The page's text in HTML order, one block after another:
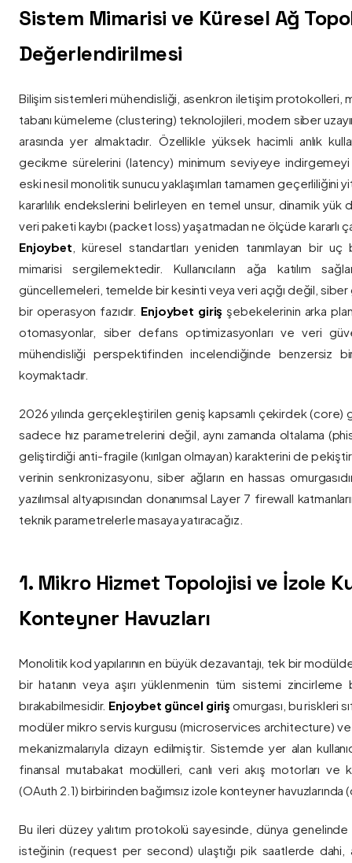
Sistem Mimarisi ve Küresel Ağ
Değerlendirilmesi
Bilişim sistemleri mühendisliği, asenkron iletişim protokolleri,
tabanı kümeleme (clustering) teknolojileri, modern siber
arasında yer almaktadır. Özellikle yüksek hacimli anlık
gecikme sürelerini (latency) minimum seviyeye
eski nesil monolitik sunucu yaklaşımları tamamen geçerliliğini
kararlılık endekslerini belirleyen en temel unsur, dinamik yük
veri paketi kaybı (packet loss) yaşatmadan ne ölçüde kararlı
Enjoybet , küresel standartları yeniden tanımlayan bir
mimarisi sergilemektedir. Kullanıcıların ağa katılım
güncellemeleri, temelde bir kesinti veya veri açığı değil, siber
bir operasyon fazıdır. Enjoybet giriş şebekelerinin arka
otomasyonlar, siber defans optimizasyonları ve veri
mühendisliği perspektifinden incelendiğinde benzersiz
koymaktadır.
2026 yılında gerçekleştirilen geniş kapsamlı çekirdek
sadece hız parametrelerini değil, aynı zamanda oltalama
geliştirdiği anti-fragile (kırılgan olmayan) karakterini de
verinin senkronizasyonu, siber ağların en hassas
yazılımsal altyapısından donanımsal Layer 7 firewall
teknik parametrelerle masaya yatıracağız.
1. Mikro Hizmet Topolojisi ve İzole
Konteyner Havuzları
Monolitik kod yapılarının en büyük dezavantajı, tek bir
bir hatanın veya aşırı yüklenmenin tüm sistemi zincirleme
bırakabilmesidir. Enjoybet güncel giriş omurgası, bu riskleri
modüler mikro servis kurgusu (microservices architecture)
mekanizmalarıyla dizayn edilmiştir. Sistemde yer alan
finansal mutabakat modülleri, canlı veri akış motorları ve
(OAuth 2.1) birbirinden bağımsız izole konteyner havuzlarında
Bu ileri düzey yalıtım protokolü sayesinde, dünya genelinde
isteğinin (request per second) ulaştığı pik saatlerde dahi,